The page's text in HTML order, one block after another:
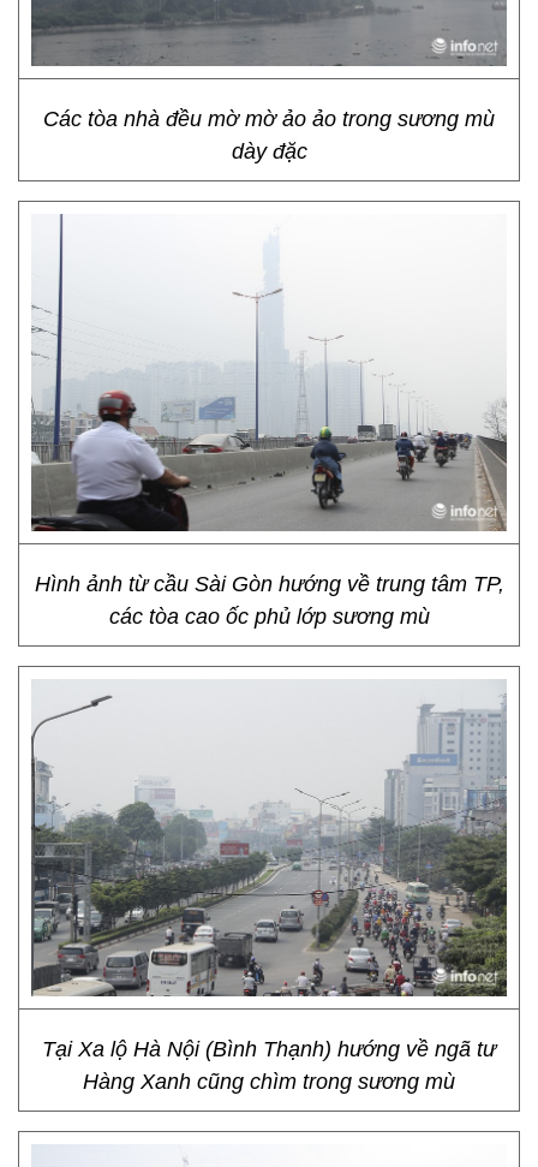
Các tòa nhà đều mờ mờ ảo ảo trong sương mù
dày đặc
Hình ảnh từ cầu Sài Gòn hướng về trung tâm TP,
các tòa cao ốc phủ lớp sương mù
Tại Xa lộ Hà Nội (Bình Thạnh) hướng về ngã tư
Hàng Xanh cũng chìm trong sương mù